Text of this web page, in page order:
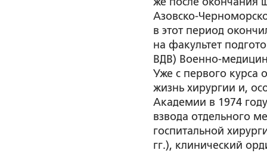
Азовско-
в этот период
на факультет
ВДВ) Военно-
Уже с первого курса
жизнь хирургии и,
Академии в 1974
взвода отдельного
госпитальной
гг.), клинический